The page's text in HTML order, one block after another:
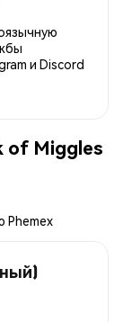
и Discord
of Miggles
Phemex